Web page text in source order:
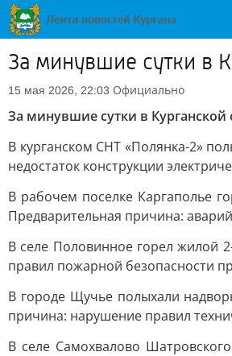
За минувшие сутки в
15 мая 2026, 22:03 Официально
За минувшие сутки в
В курганском СНТ «Полянка-2»
недостаток конструкции
В рабочем поселке Каргаполье
Предварительная причина:
В селе Половинное горел жилой
правил пожарной безопасности
В городе Щучье полыхали
причина: нарушение правил
В селе Самохвалово